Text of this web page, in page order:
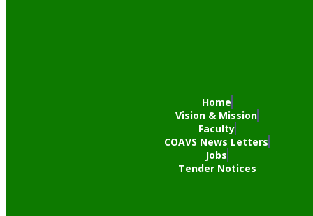
Home
Vision & Mission
Faculty
COAVS News Letters
Jobs
Tender Notices